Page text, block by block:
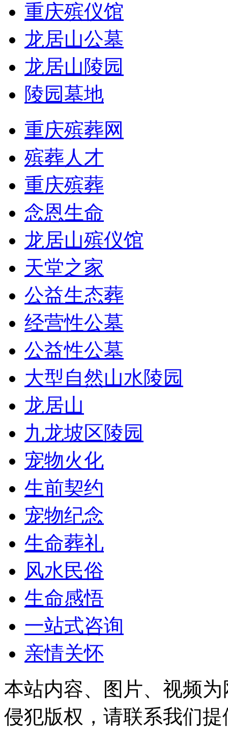
重庆殡仪馆
龙居山公墓
龙居山陵园
陵园墓地
重庆殡葬网
殡葬人才
重庆殡葬
念恩生命
龙居山殡仪馆
天堂之家
公益生态葬
经营性公墓
公益性公墓
大型自然山水陵园
龙居山
九龙坡区陵园
宠物火化
生前契约
宠物纪念
生命葬礼
风水民俗
生命感悟
一站式咨询
亲情关怀
本站内容、图片、视频
侵犯版权，请联系我们